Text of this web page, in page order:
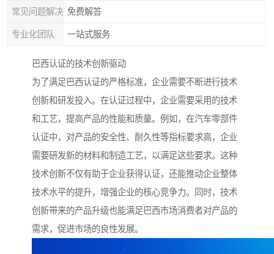
常见问题解决 免费解答
专业化团队 一站式服务
巴西认证的技术创新驱动
为了满足巴西认证的严格标准，企业需要不断进行技术
创新和研发投入。在认证过程中，企业需要采用的技术
和工艺，提高产品的性能和质量。例如，在汽车零部件
认证中，对产品的安全性、耐久性等指标要求高，企业
需要研发新的材料和制造工艺，以满足这些要求。这种
技术创新不仅有助于企业获得认证，还能推动企业整体
技术水平的提升，增强企业的核心竞争力。同时，技术
创新带来的产品升级也能满足巴西市场消费者对产品的
需求，促进市场的良性发展。